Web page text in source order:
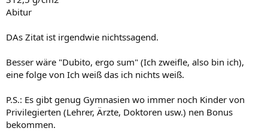
Abitur
DAs Zitat ist irgendwie nichtssagend.
Besser wäre "Dubito, ergo sum" (Ich zweifle, also bin ich),
eine folge von Ich weiß das ich nichts weiß.
P.S.: Es gibt genug Gymnasien wo immer noch Kinder von
Privilegierten (Lehrer, Ärzte, Doktoren usw.) nen Bonus
bekommen.